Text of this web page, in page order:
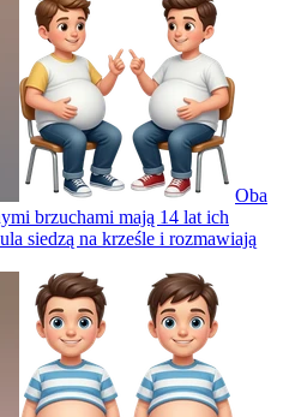
Oba
brzuchami mają 14 lat ich
siedzą na krześle i rozmawiają